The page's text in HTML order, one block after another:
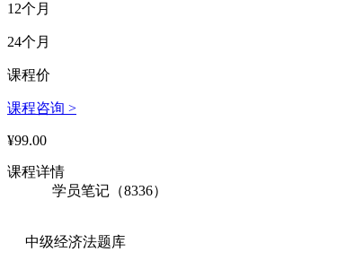
179****6588 刚刚购买了该课程
147****4165 刚刚购买了该课程
132****6110 刚刚购买了该课程
185****4401 刚刚购买了该课程
193****5514 刚刚购买了该课程
164****3849 刚刚购买了该课程
130****2068 刚刚购买了该课程
12个月
24个月
课程价
课程咨询 >
¥99.00
课程详情
学员笔记（8336）
中级经济法题库